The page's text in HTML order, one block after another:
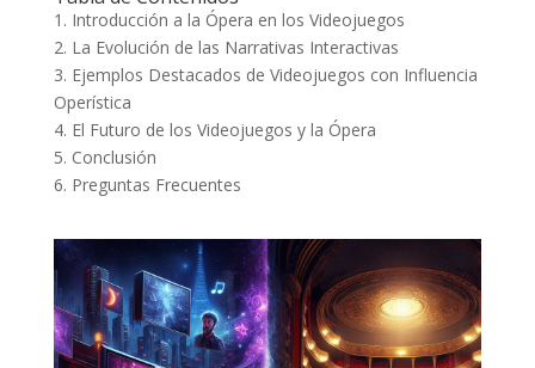
1. Introducción a la Ópera en los Videojuegos
2. La Evolución de las Narrativas Interactivas
3. Ejemplos Destacados de Videojuegos con Influencia
Operística
4. El Futuro de los Videojuegos y la Ópera
5. Conclusión
6. Preguntas Frecuentes